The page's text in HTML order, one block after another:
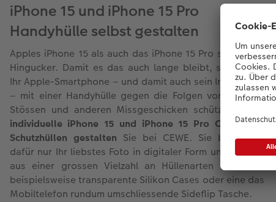
iPhone 15 und iPhone 15 Pro
Handyhülle selbst gestalten
Apples iPhone 15 als auch das iPhone 15 Pro sind echte
Hingucker. Damit es das auch lange bleibt, sollten Sie
Ihr Apple-Smartphone – und damit auch sein Innenleben
– mit einer Handyhülle gegen die Folgen von Stürzen,
Stössen und anderen Missgeschicken schützen. Ganz
individuelle iPhone 15 und iPhone 15 Pro Cases und
Schutzhüllen gestalten Sie bei CEWE. Sie benötigen
dafür nur Ihr liebstes Foto in digitaler Form und können
aus einer grossen Vielzahl an Hüllenarten wählen –
beispielsweise transparente Silikon Cases oder eine das
Mobiltelefon rundum umschliessende Sideflip Tasche.